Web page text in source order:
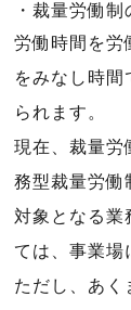
・裁量労働制
労働時間を労
をみなし時間
られます。
現在、裁量労
務型裁量労働
対象となる業
ては、事業場
ただし、あく